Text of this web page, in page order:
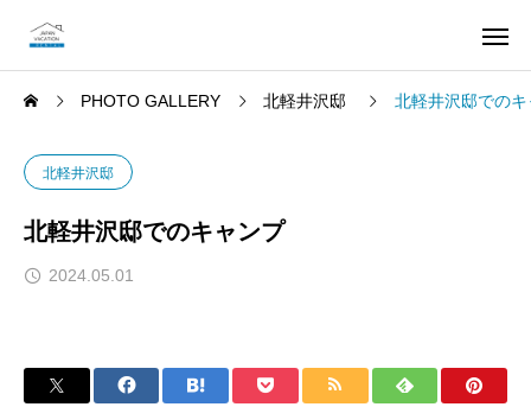
PHOTO GALLERY 北軽井沢邸 北軽井沢邸での
北軽井沢邸
北軽井沢邸でのキャンプ
2024.05.01